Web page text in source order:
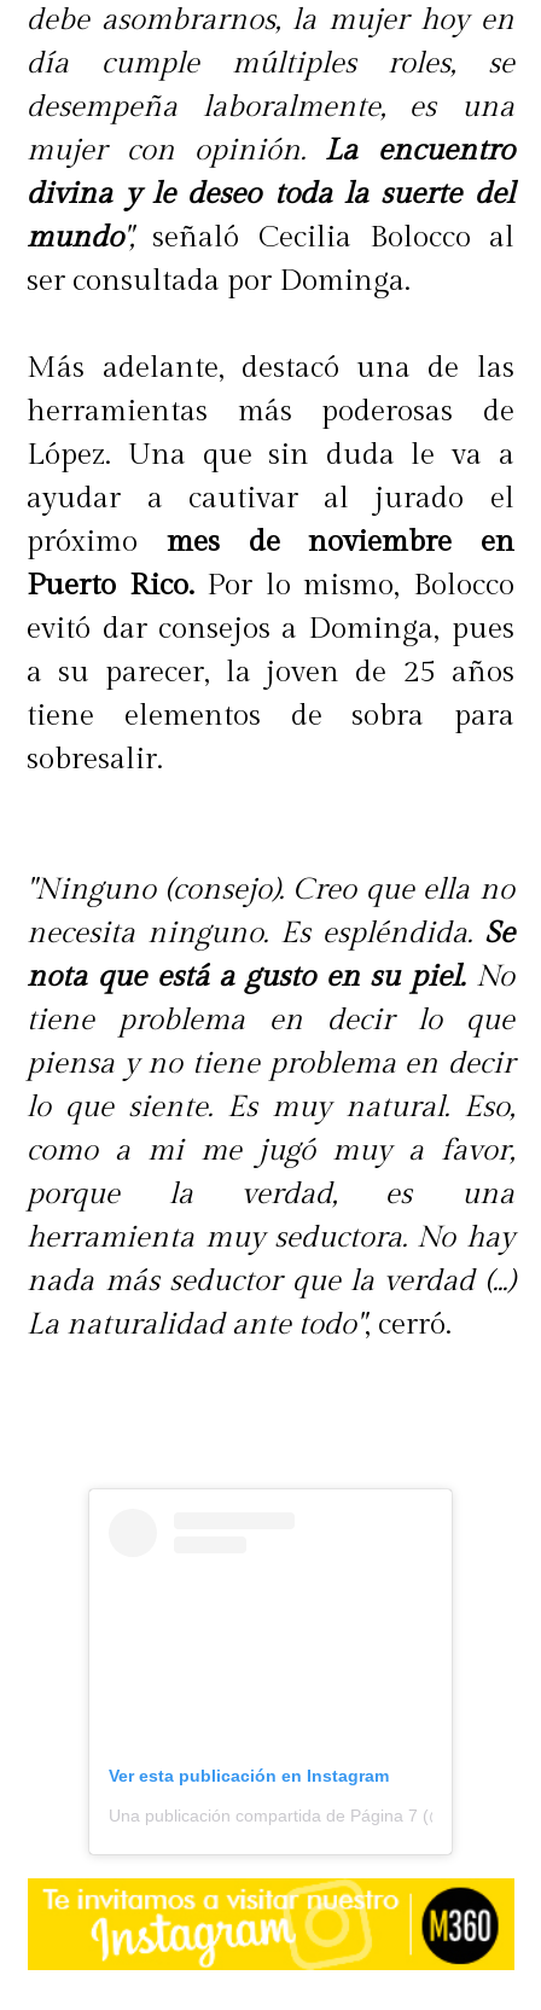
debe asombrarnos, la mujer hoy en
día cumple múltiples roles, se
desempeña laboralmente, es una
mujer con opinión. La encuentro
divina y le deseo toda la suerte del
mundo",señaló Cecilia Bolocco al
ser consultada por Dominga.
Más adelante, destacó una de las
herramientas más poderosas de
López. Una que sin duda le va a
ayudar a cautivar al jurado el
próximo mes de noviembre en
Puerto Rico.Por lo mismo, Bolocco
evitó dar consejos a Dominga, pues
a su parecer, la joven de 25 años
tiene elementos de sobra para
sobresalir.
"Ninguno (consejo). Creo que ella no
necesita ninguno. Es espléndida. Se
nota que está a gusto en su piel.No
tiene problema en decir lo que
piensa y no tiene problema en decir
lo que siente. Es muy natural. Eso,
como a mi me jugó muy a favor,
porque la verdad, es una
herramienta muy seductora. No hay
nada más seductor que la verdad (...)
La naturalidad ante todo", cerró.
Ver esta publicación en Instagram
Una publicación compartida de Página 7